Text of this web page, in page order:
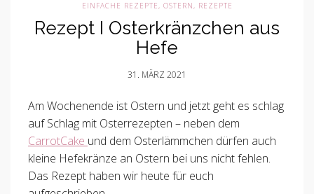
EINFACHE REZEPTE, OSTERN, REZEPTE
Rezept I Osterkränzchen aus
Hefe
31. MÄRZ 2021
Am Wochenende ist Ostern und jetzt geht es schlag
auf Schlag mit Osterrezepten – neben dem
CarrotCake und dem Osterlämmchen dürfen auch
kleine Hefekränze an Ostern bei uns nicht fehlen.
Das Rezept haben wir heute für euch